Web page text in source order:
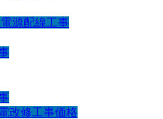
源配線工事
改修工事価格